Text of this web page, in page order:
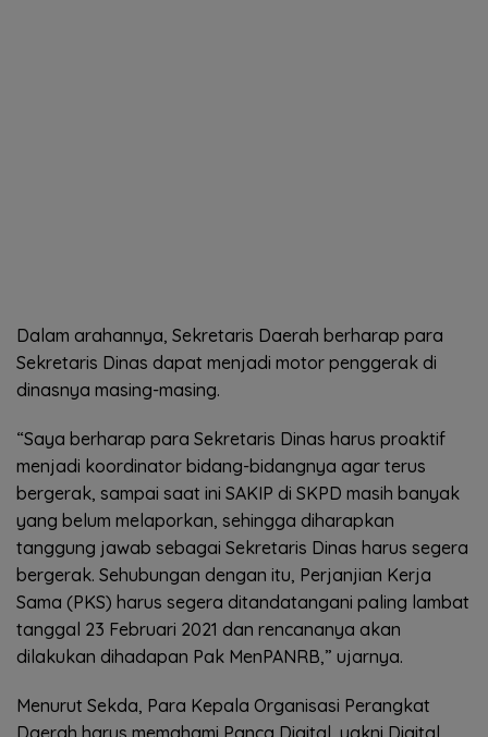
Dalam arahannya, Sekretaris Daerah berharap para
Sekretaris Dinas dapat menjadi motor penggerak di
dinasnya masing-masing.
“Saya berharap para Sekretaris Dinas harus proaktif
menjadi koordinator bidang-bidangnya agar terus
bergerak, sampai saat ini SAKIP di SKPD masih banyak
yang belum melaporkan, sehingga diharapkan
tanggung jawab sebagai Sekretaris Dinas harus segera
bergerak. Sehubungan dengan itu, Perjanjian Kerja
Sama (PKS) harus segera ditandatangani paling lambat
tanggal 23 Februari 2021 dan rencananya akan
dilakukan dihadapan Pak MenPANRB,” ujarnya.
Menurut Sekda, Para Kepala Organisasi Perangkat